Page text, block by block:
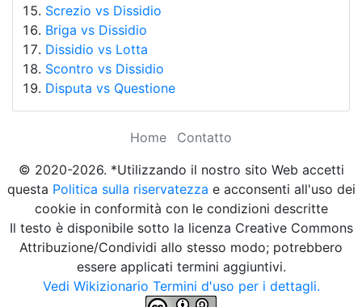
Screzio vs Dissidio
Briga vs Dissidio
Dissidio vs Lotta
Scontro vs Dissidio
Disputa vs Questione
Home
Contatto
© 2020-2026. *Utilizzando il nostro sito Web accetti
questa Politica sulla riservatezza e acconsenti all'uso dei
cookie in conformità con le condizioni descritte
Il testo è disponibile sotto la licenza Creative Commons
Attribuzione/Condividi allo stesso modo; potrebbero
essere applicati termini aggiuntivi.
Vedi Wikizionario Termini d'uso per i dettagli.